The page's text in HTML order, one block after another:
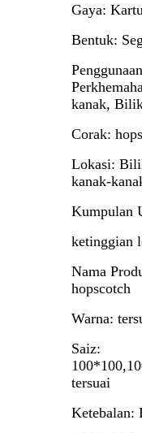
Gaya:
Bentuk:
kanak,
Corak:
Lokasi:
kanak-
Kumpulan
ketinggian
Nama
hopscotch
Warna:
Saiz:
tersuai
Ketebalan: